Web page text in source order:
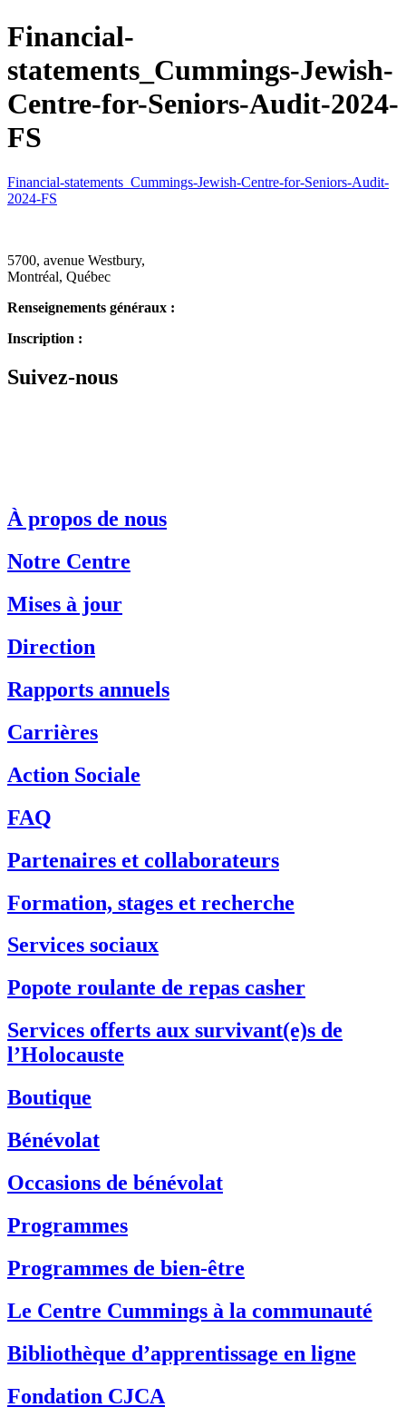
Financial-
statements_Cummings-Jewish-
Centre-for-Seniors-Audit-2024-
FS
Financial-statements_Cummings-Jewish-Centre-for-Seniors-Audit-
2024-FS
5700, avenue Westbury,
Montréal, Québec
Renseignements généraux :
Inscription :
Suivez-nous
À propos de nous
Notre Centre
Mises à jour
Direction
Rapports annuels
Carrières
Action Sociale
FAQ
Partenaires et collaborateurs
Formation, stages et recherche
Services sociaux
Popote roulante de repas casher
Services offerts aux survivant(e)s de
l’Holocauste
Boutique
Bénévolat
Occasions de bénévolat
Programmes
Programmes de bien-être
Le Centre Cummings à la communauté
Bibliothèque d’apprentissage en ligne
Fondation CJCA